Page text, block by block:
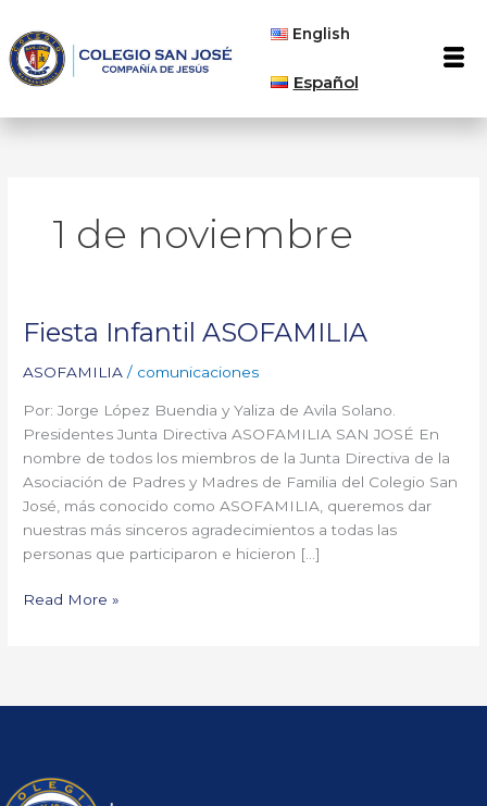
contenido
English
Español
1 de noviembre
Fiesta Infantil ASOFAMILIA
ASOFAMILIA / comunicaciones
Por: Jorge López Buendia y Yaliza de Avila Solano.
Presidentes Junta Directiva ASOFAMILIA SAN JOSÉ En
nombre de todos los miembros de la Junta Directiva de la
Asociación de Padres y Madres de Familia del Colegio San
José, más conocido como ASOFAMILIA, queremos dar
nuestras más sinceros agradecimientos a todas las
personas que participaron e hicieron […]
Fiesta
ASOFAMILIA
Read More »